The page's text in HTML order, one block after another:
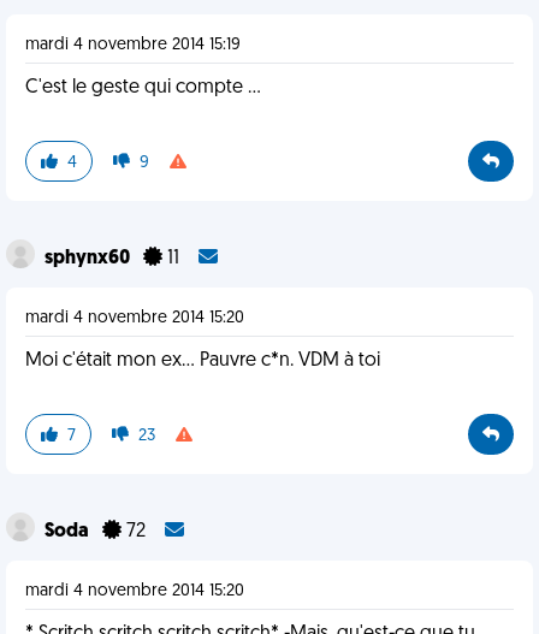
mardi 4 novembre 2014 15:19
C'est le geste qui compte ...
4 9
sphynx60
mardi 4 novembre 2014 15:20
Moi c'était mon ex... Pauvre c*n. VDM à toi
7 23
Soda 72
mardi 4 novembre 2014 15:20